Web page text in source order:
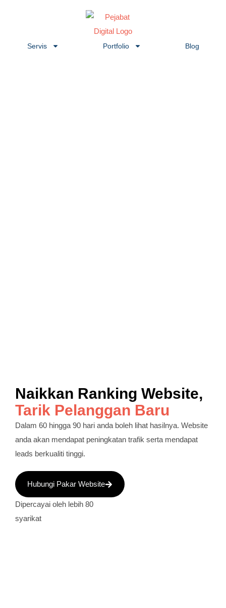
Servis Portfolio Blog
Naikkan Ranking Website,
Tarik Pelanggan Baru
Dalam 60 hingga 90 hari anda boleh lihat hasilnya. Website
anda akan mendapat peningkatan trafik serta mendapat
leads berkualiti tinggi.
Hubungi Pakar Website
Dipercayai oleh lebih 80
syarikat